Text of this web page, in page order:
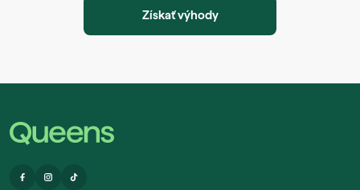
Získať výhody